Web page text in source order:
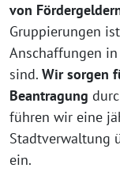
von
Gruppierungen
Anschaffungen
sind. Wir sorgen
Beantragung
führen wir eine
Stadtverwaltung
ein.